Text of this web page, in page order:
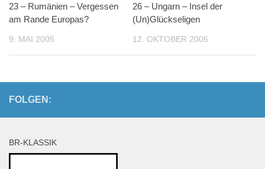
23 – Rumänien – Vergessen
am Rande Europas?
9. MAI 2005
26 – Ungarn – Insel der
(Un)Glückseligen
12. OKTOBER 2006
FOLGEN:
BR-KLASSIK